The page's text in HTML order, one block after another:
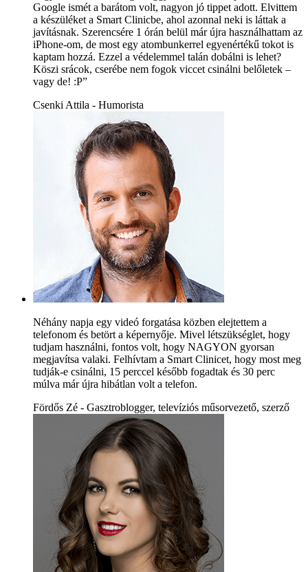
Google ismét a barátom volt, nagyon jó tippet adott. Elvittem
a készüléket a Smart Clinicbe, ahol azonnal neki is láttak a
javításnak. Szerencsére 1 órán belül már újra használhattam az
iPhone-om, de most egy atombunkerrel egyenértékű tokot is
kaptam hozzá. Ezzel a védelemmel talán dobálni is lehet?
Köszi srácok, cserébe nem fogok viccet csinálni belőletek –
vagy de! :P”
Csenki Attila - Humorista
Néhány napja egy videó forgatása közben elejtettem a
telefonom és betört a képernyője. Mivel létszükséglet, hogy
tudjam használni, fontos volt, hogy NAGYON gyorsan
megjavítsa valaki. Felhívtam a Smart Clinicet, hogy most meg
tudják-e csinálni, 15 perccel később fogadtak és 30 perc
múlva már újra hibátlan volt a telefon.
Fördős Zé - Gasztroblogger, televíziós műsorvezető, szerző